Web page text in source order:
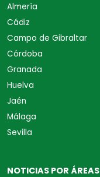
Almería
Cádiz
Campo de Gibraltar
Córdoba
Granada
Huelva
Jaén
Málaga
Sevilla
NOTICIAS POR ÁREAS